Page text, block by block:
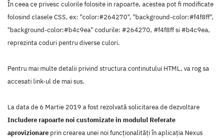
În ceea ce privesc culorile folosite in rapoarte, acestea pot fi modificate
folosind clasele CSS, ex: "color:#264270", "background-color:#f4f8ff",
"background-color:#b4c9ea" codurile: #264270, #f4f8ff si #b4c9ea,
reprezinta coduri pentru diverse culori.
Pentru mai multe detalii privind structura continutului HTML, va rog sa
accesati link-ul de mai sus.
La data de 6 Martie 2019 a fost rezolvată solicitarea de dezvoltare
Includere rapoarte noi customizate in modulul Referate
aprovizionare prin crearea unei noi funcţionalităţi în aplicaţia Nexus